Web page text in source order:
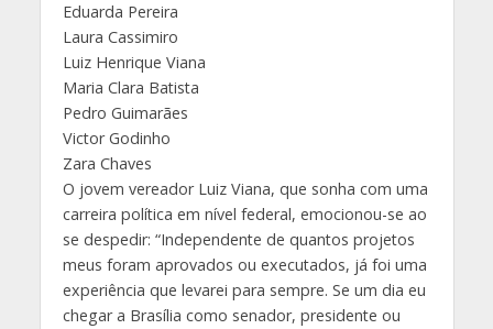
Eduarda Pereira
Laura Cassimiro
Luiz Henrique Viana
Maria Clara Batista
Pedro Guimarães
Victor Godinho
Zara Chaves
O jovem vereador Luiz Viana, que sonha com uma
carreira política em nível federal, emocionou-se ao
se despedir: “Independente de quantos projetos
meus foram aprovados ou executados, já foi uma
experiência que levarei para sempre. Se um dia eu
chegar a Brasília como senador, presidente ou